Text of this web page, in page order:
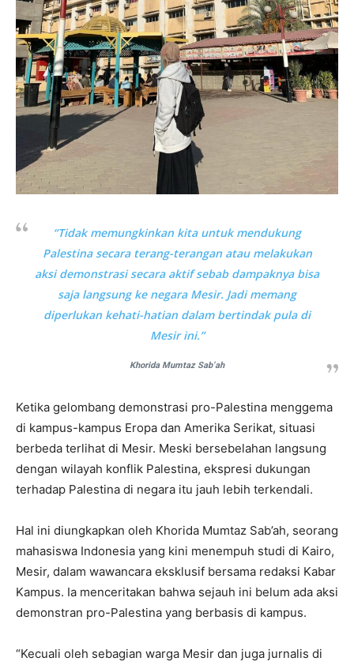
“Tidak memungkinkan kita untuk mendukung
Palestina secara terang-terangan atau melakukan
aksi demonstrasi secara aktif sebab dampaknya bisa
saja langsung ke negara Mesir. Jadi memang
diperlukan kehati-hatian dalam bertindak pula di
Mesir ini.”
Khorida Mumtaz Sab’ah
Ketika gelombang demonstrasi pro-Palestina menggema
di kampus-kampus Eropa dan Amerika Serikat, situasi
berbeda terlihat di Mesir. Meski bersebelahan langsung
dengan wilayah konflik Palestina, ekspresi dukungan
terhadap Palestina di negara itu jauh lebih terkendali.
Hal ini diungkapkan oleh Khorida Mumtaz Sab’ah, seorang
mahasiswa Indonesia yang kini menempuh studi di Kairo,
Mesir, dalam wawancara eksklusif bersama redaksi Kabar
Kampus. Ia menceritakan bahwa sejauh ini belum ada aksi
demonstran pro-Palestina yang berbasis di kampus.
“Kecuali oleh sebagian warga Mesir dan juga jurnalis di